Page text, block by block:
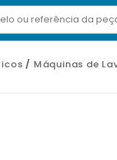
Máquinas de